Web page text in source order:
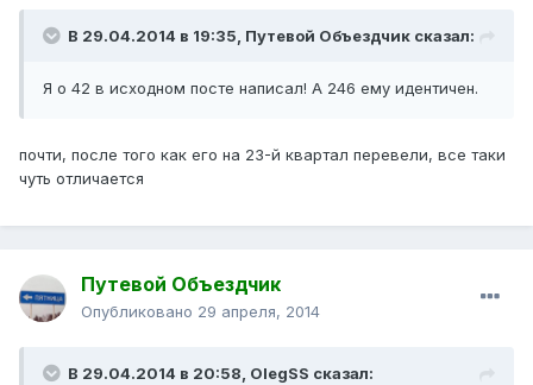
В 29.04.2014 в 19:35, Путевой Объездчик сказал:
Я о 42 в исходном посте написал! А 246 ему идентичен.
почти, после того как его на 23-й квартал перевели, все таки
чуть отличается
Путевой Объездчик
Опубликовано 29 апреля, 2014
В 29.04.2014 в 20:58, OlegSS сказал: